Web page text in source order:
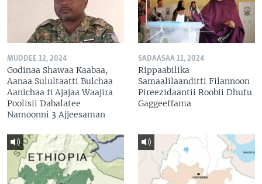
MUDDEE 12, 2024
Godinaa Shawaa Kaabaa,
Aanaa Sulultaatti Bulchaa
Aanichaa fi Ajajaa Waajira
Poolisii Dabalatee
Namoonni 3 Ajjeesaman
SADAASAA 11, 2024
Rippaabilika
Samaalilaanditti Filannoon
Pireezidaantii Roobii Dhufu
Gaggeeffama